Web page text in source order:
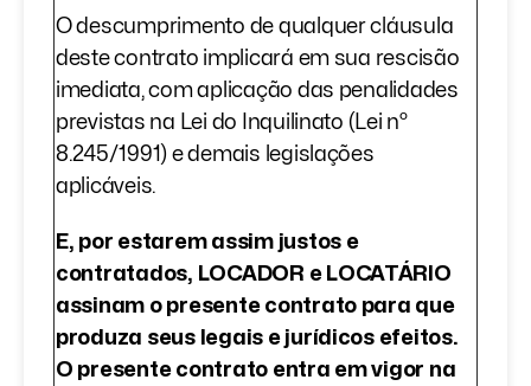
O descumprimento de qualquer cláusula
deste contrato implicará em sua rescisão
imediata, com aplicação das penalidades
previstas na Lei do Inquilinato (Lei nº
8.245/1991) e demais legislações
aplicáveis.
E, por estarem assim justos e
contratados, LOCADOR e LOCATÁRIO
assinam o presente contrato para que
produza seus legais e jurídicos efeitos.
O presente contrato entra em vigor na